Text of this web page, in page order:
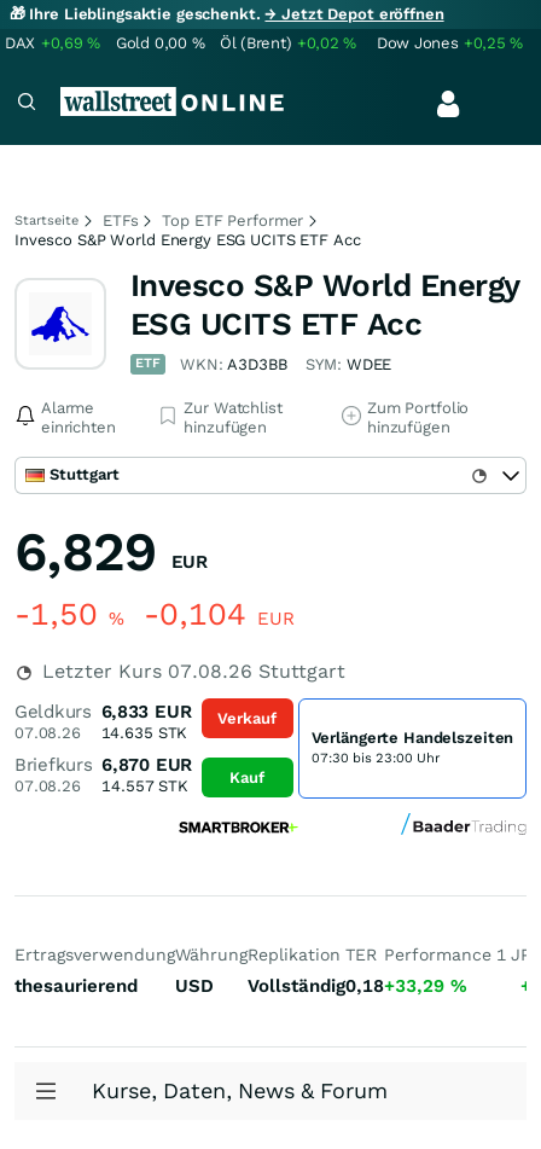
🎁 Ihre Lieblingsaktie geschenkt.→ Jetzt Depot eröffnen
DAX +0,69% Gold 0,00 % Öl (Brent) +0,02% Dow Jones +0,25%
Startseite ETFs
Top ETF Performer
Invesco S&P World Energy ESG UCITS ETF Acc
Invesco S&P World Energy
ESG UCITS ETF Acc
ETF WKN:A3D3BB SYM: WDEE
Alarme
einrichten
Zur Watchlist
hinzufügen
Zum Portfolio
hinzufügen
Stuttgart
6,829 EUR
-1,50 % -0,104 EUR
Letzter Kurs 07.08.26 Stuttgart
Geldkurs
07.08.26
6,833 EUR
14.635 STK
Briefkurs
07.08.26
6,870 EUR
14.557STK
Verkauf
Kauf
Verlängerte Handelszeiten
07:30 bis 23:00 Uhr
Ertragsverwendung
thesaurierend
Währung
USD
Replikation
Vollständig
TER
0,18
Performance 1 J
+33,29 %
Kurse, Daten, News & Forum